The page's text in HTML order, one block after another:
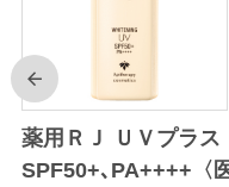
前
薬用ＲＪ ＵＶプラス
SPF50+､PA++++〈